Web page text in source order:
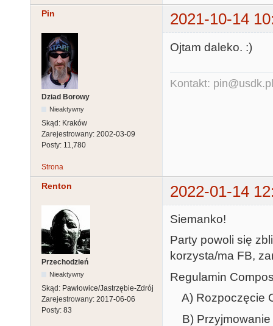
Pin 2021-10-14
Dziad Borowy
Nieaktywny
Skąd: Kraków
Zarejestrowany: 2002-03-09
Posty: 11,780
Ojtam daleko. :)
Kontakt: pin@usdk.pl
Strona
Renton 2022-01-14
Przechodzień
Nieaktywny
Skąd: Pawłowice/Jastrzębie-Zdrój
Zarejestrowany: 2017-06-06
Posty: 83
Siemanko!
Party powoli się
korzysta/ma FB,
Regulamin
A) Rozpoczęcie
B) Przyjmowanie